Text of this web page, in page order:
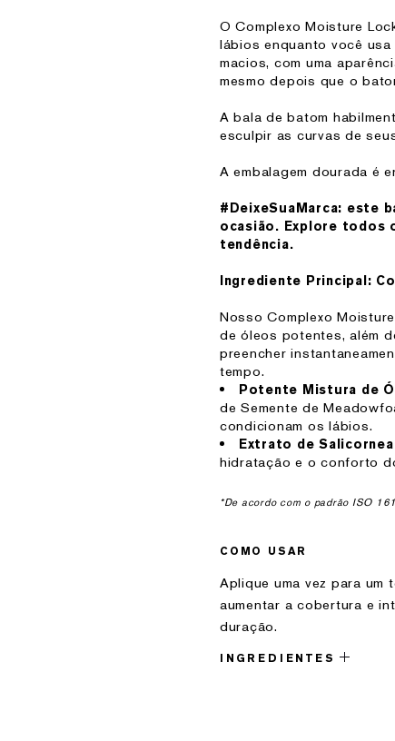
O Complexo Moisture
lábios enquanto você
macios, com uma
mesmo depois que o
A bala de batom
esculpir as curvas de
A embalagem dourada é
#DeixeSuaMarca: este
ocasião. Explore todos
tendência.
Ingrediente Principal:
Nosso Complexo
de óleos potentes, além
preencher
tempo.
Potente Mistura de
de Semente de
condicionam os lábios.
Extrato de Salicornea
hidratação e o conforto
*De acordo com o padrão ISO
COMO USAR
Aplique uma vez para
aumentar a cobertura e
duração.
INGREDIENTES